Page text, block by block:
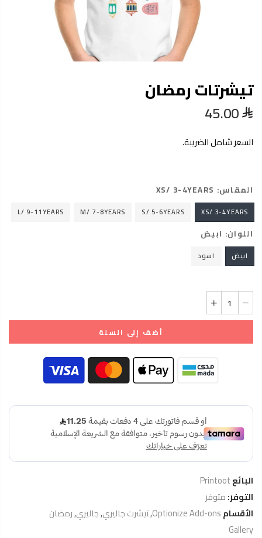
تيشرتات رمضان
45.00
السعر شامل الضريبة.
المقاس: XS/ 3-4YEARS
XS/ 3-4YEARS
S/ 5-6YEARS
M/ 7-8YEARS
L/ 9-11YEARS
اللوان: ابيض
ابيض اسود
أضف إلى السلة
البائعPrintoot
التوفر:متوفر
الأقسامOptionize Add-ons
,تيشرت جاليري,جاليري,رمضان
Gallery